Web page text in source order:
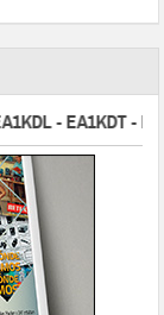
- EA1KDT -